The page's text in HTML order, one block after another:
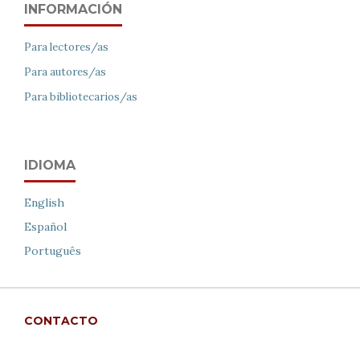
INFORMACIÓN
Para lectores/as
Para autores/as
Para bibliotecarios/as
IDIOMA
English
Español
Português
CONTACTO